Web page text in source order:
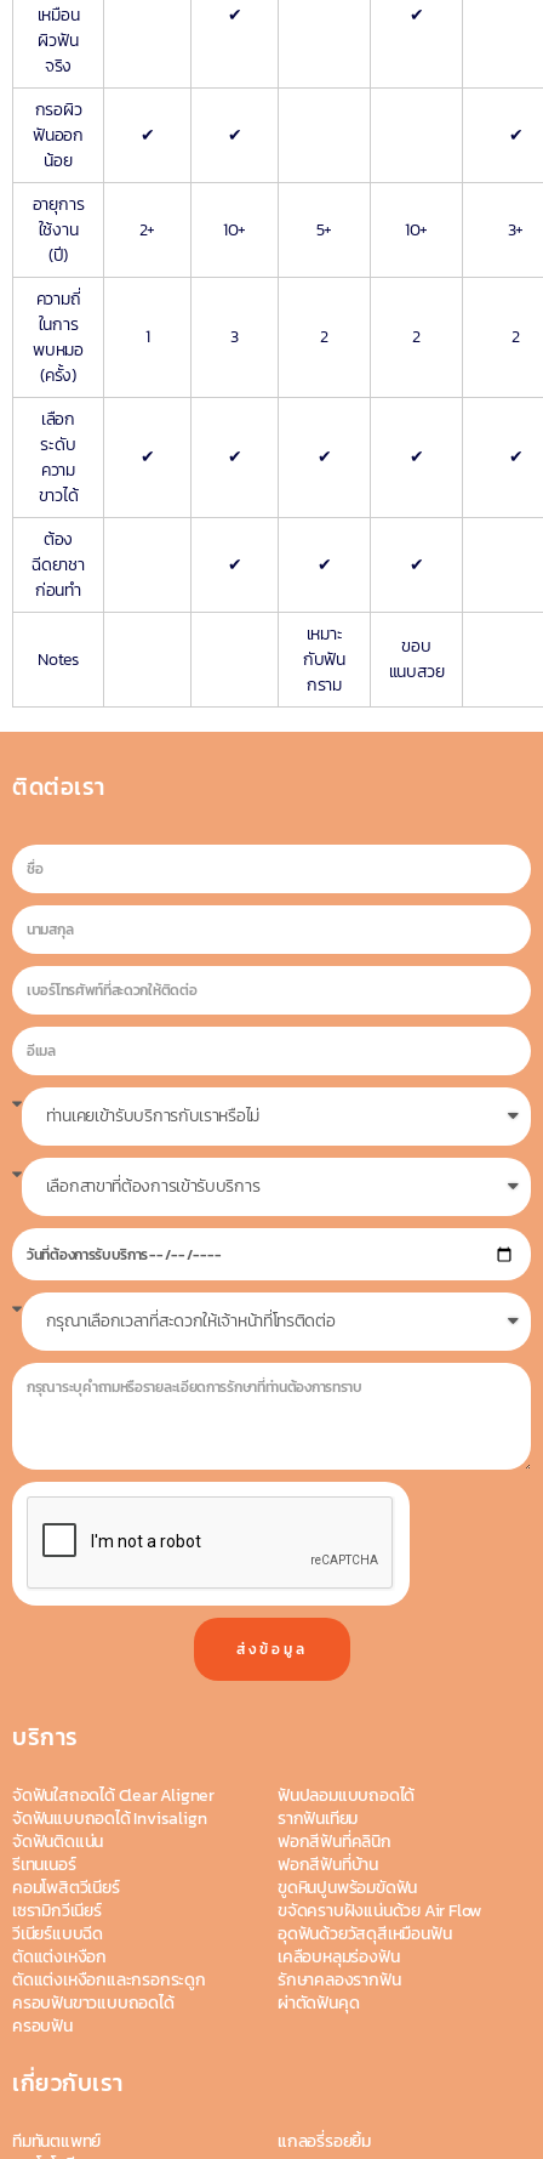
เหมือน
ผิวฟัน
จริง
✔ ✔
กรอผิว
ฟันออก
น้อย
✔ ✔ ✔
อายุการ
ใช้งาน
(ปี)
2+ 10+ 5+ 10+ 3+
ความถี่
ในการ
พบหมอ
(ครั้ง)
1 3 2 2 2
เลือก
ระดับ
ความ
ขาวได้
✔ ✔ ✔ ✔ ✔
ต้อง
ฉีดยาชา
ก่อนทำ
✔ ✔ ✔
Notes
เหมาะ
กับฟัน
กราม
ขอบ
แนบสวย
ติดต่อเรา
ส่งข้อมูล
บริการ
จัดฟันใสถอดได้ Clear Aligner
จัดฟันแบบถอดได้ Invisalign
จัดฟันติดแน่น
รีเทนเนอร์
คอมโพสิตวีเนียร์
เซรามิกวีเนียร์
วีเนียร์แบบฉีด
ตัดแต่งเหงือก
ตัดแต่งเหงือกและกรอกระดูก
ครอบฟันขาวแบบถอดได้
ครอบฟัน
ฟันปลอมแบบถอดได้
รากฟันเทียม
ฟอกสีฟันที่คลินิก
ฟอกสีฟันที่บ้าน
ขูดหินปูนพร้อมขัดฟัน
ขจัดคราบฝังแน่นด้วย Air Flow
อุดฟันด้วยวัสดุสีเหมือนฟัน
เคลือบหลุมร่องฟัน
รักษาคลองรากฟัน
ผ่าตัดฟันคุด
เกี่ยวกับเรา
ทีมทันตแพทย์
แกลอรี่รอยยิ้ม